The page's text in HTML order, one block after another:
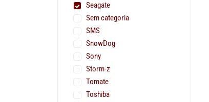
Seagate
Sem categoria
SMS
SnowDog
Sony
Storm-z
Tomate
Toshiba